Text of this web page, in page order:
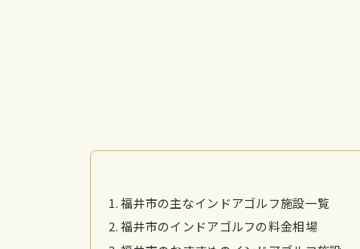
福井市の主なインドアゴルフ施設一覧
福井市のインドアゴルフの料金相場